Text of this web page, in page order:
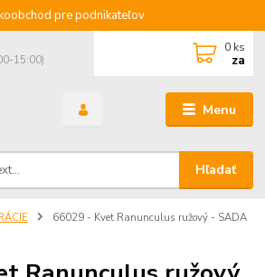
pre podnikateľov
Menu
Hľadať
15:00)
0 ks
za
66029 - Kvet Ranunculus ružový - SADA